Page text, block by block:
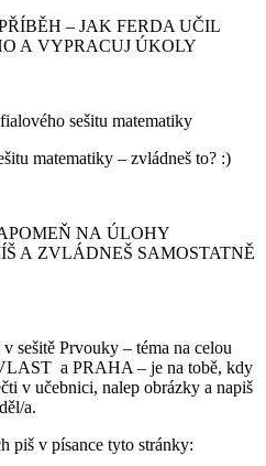
– JAK FERDA UČIL
A VYPRACUJ ÚKOLY
sešitu matematiky
matematiky – zvládneš to? :)
NA ÚLOHY
A ZVLÁDNEŠ SAMOSTATNĚ
v sešitě Prvouky – téma na celou
a PRAHA – je na tobě, kdy
v učebnici, nalep obrázky a napiš
a.
piš v písance tyto stránky: